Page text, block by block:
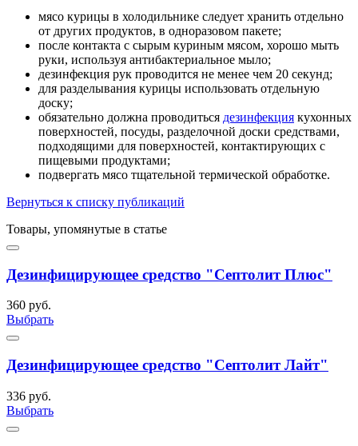
мясо курицы в холодильнике следует хранить отдельно
от других продуктов, в одноразовом пакете;
после контакта с сырым куриным мясом, хорошо мыть
руки, используя антибактериальное мыло;
дезинфекция рук проводится не менее чем 20 секунд;
для разделывания курицы использовать отдельную
доску;
обязательно должна проводиться дезинфекция кухонных
поверхностей, посуды, разделочной доски средствами,
подходящими для поверхностей, контактирующих с
пищевыми продуктами;
подвергать мясо тщательной термической обработке.
Вернуться к списку публикаций
Товары, упомянутые в статье
Дезинфицирующее средство "Септолит Плюс"
360 руб.
Выбрать
Дезинфицирующее средство "Септолит Лайт"
336 руб.
Выбрать